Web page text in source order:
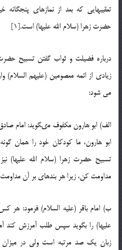
تعقیب‏هایى که بعد از نمازهای
حضرت زهرا (سلام الله علیها) است.[1]
درباره فضیلت و ثواب گفتن تسبیح حضرت
زیادی از ائمه معصومین (علیهم
می شود:
الف) ابو هارون مکفوف مى‏گوید: امام
ابو هارون، ما کودکان خود را همان
تسبیح حضرت زهرا (سلام الله علیها)
مداومت کن، زیرا هر بنده‏اى بر آن
ب) امام باقر (علیه السلام) فرمود: هر
علیها) را بگوید سپس طلب آمرزش کند
زبان یک صد مرتبه است ولى در